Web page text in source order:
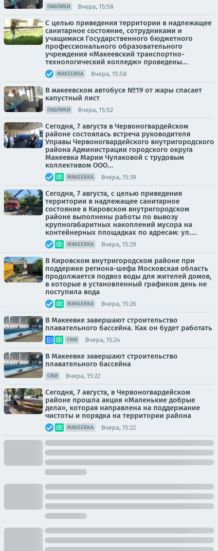
ПАБЛИКИ Вчера, 15:58
С целью приведения территории в надлежащее
санитарное состояние, сотрудниками и
учащимися Государственного бюджетного
профессионального образовательного
учреждения «Макеевский транспортно-
технологический колледж» проведены...
МАКЕЕВКА Вчера, 15:58
В макеевском автобусе №19 от жары спасает
капустный лист
ПАБЛИКИ Вчера, 15:52
Сегодня, 7 августа в Червоногвардейском
районе состоялась встреча руководителя
Управы Червоногвардейского внутригородского
района Администрации городского округа
Макеевка Марии Чулаковой с трудовым
коллективом ООО...
МАКЕЕВКА Вчера, 15:39
Сегодня, 7 августа, с целью приведения
территории в надлежащее санитарное
состояние в Кировском внутригородском
районе выполнены работы по вывозу
крупногабаритных накоплений мусора на
контейнерных площадках по адресам: ул....
МАКЕЕВКА Вчера, 15:29
В Кировском внутригородском районе при
поддержке региона-шефа Московская область
продолжается подвоз воды для жителей домов,
в которые в установленный графиком день не
поступила вода
МАКЕЕВКА Вчера, 15:26
В Макеевке завершают строительство
плавательного бассейна. Как он будет работать
СМИ Вчера, 15:24
В Макеевке завершают строительство
плавательного бассейна
СМИ Вчера, 15:22
Сегодня, 7 августа, в Червоногвардейском
районе прошла акция «Маленькие добрые
дела», которая направлена на поддержание
чистоты и порядка на территории района
МАКЕЕВКА Вчера, 15:22